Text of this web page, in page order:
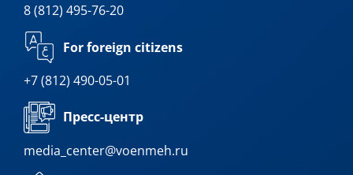
8 (812) 495-76-20
For foreign citizens
+7 (812) 490-05-01
Пресс-центр
media_center@voenmeh.ru